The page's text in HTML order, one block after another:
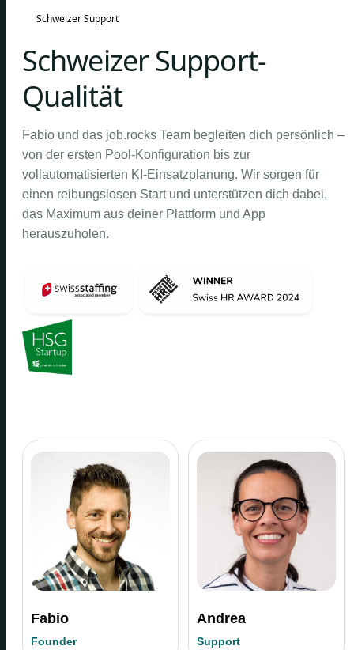
Schweizer Support
Schweizer Support-
Qualität
Fabio und das job.rocks Team begleiten dich persönlich –
von der ersten Pool-Konfiguration bis zur
vollautomatisierten KI-Einsatzplanung. Wir sorgen für
einen reibungslosen Start und unterstützen dich dabei,
das Maximum aus deiner Plattform und App
herauszuholen.
Fabio
Founder
Andrea
Support